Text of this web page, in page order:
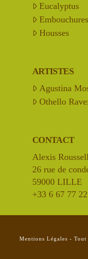
Eucalyptus
Embouchures
Housses
ARTISTES
Agustina
Othello
CONTACT
Alexis
26 rue de
59000 LILLE
+33 6 67 77
Mentions Légales -